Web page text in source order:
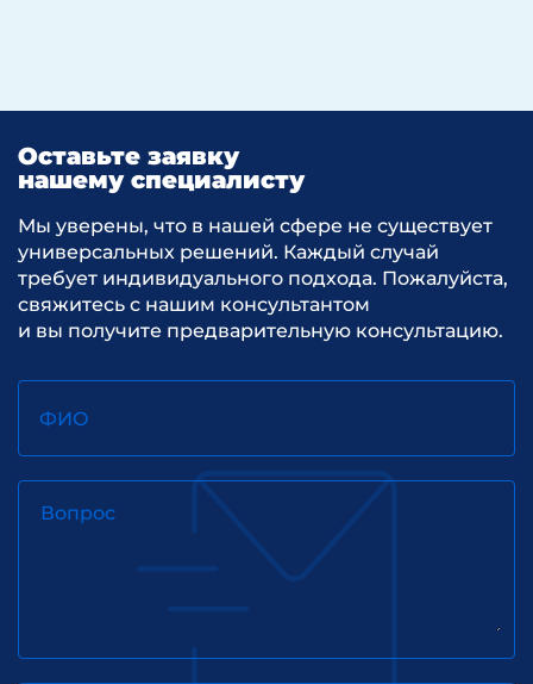
Оставьте заявку
нашему специалисту
Мы уверены, что в нашей сфере не существует
универсальных решений. Каждый случай
требует индивидуального подхода. Пожалуйста,
свяжитесь с нашим консультантом
и вы получите предварительную консультацию.
ФИО
Вопрос